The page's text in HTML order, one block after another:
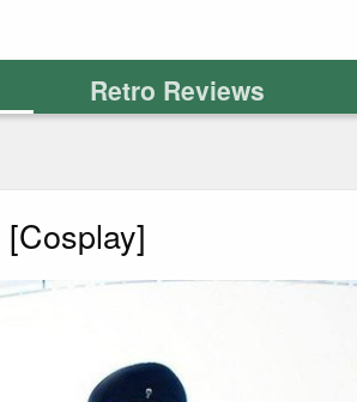
Retro Reviews
[Cosplay]